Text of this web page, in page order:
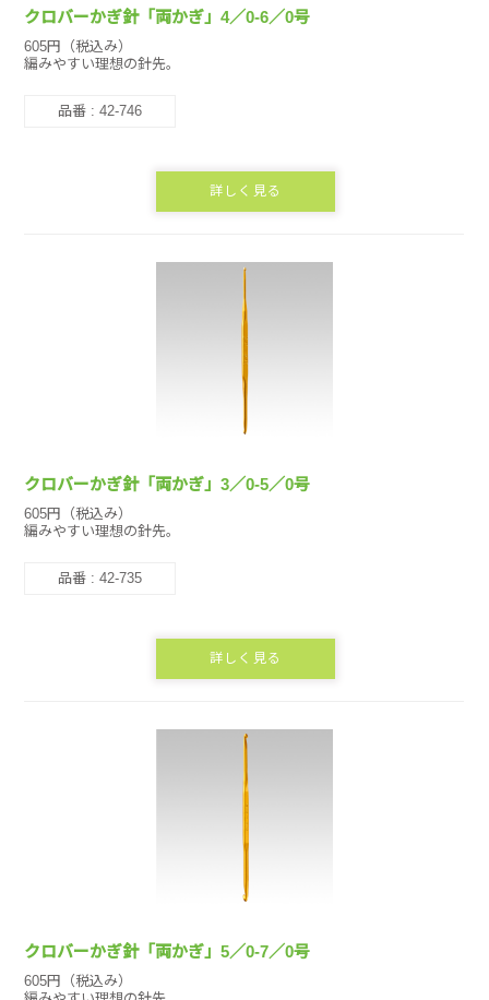
クロバーかぎ針「両かぎ」4／0-6／0号
605円（税込み）
編みやすい理想の針先。
品番 : 42-746
詳しく見る
クロバーかぎ針「両かぎ」3／0-5／0号
605円（税込み）
編みやすい理想の針先。
品番 : 42-735
詳しく見る
クロバーかぎ針「両かぎ」5／0-7／0号
605円（税込み）